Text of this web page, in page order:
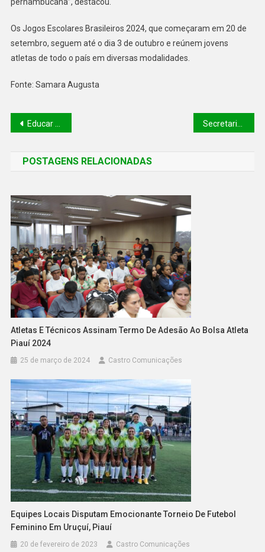
Os Jogos Escolares Brasileiros 2024, que começaram em 20 de
setembro, seguem até o dia 3 de outubro e reúnem jovens
atletas de todo o país em diversas modalidades.
Fonte: Samara Augusta
Educar para Respeitar: profissionais da Educação participam de trilha formativa sobre letramento racial
POSTAGENS RELACIONADAS
Atletas E Técnicos Assinam Termo De Adesão Ao Bolsa Atleta
Piauí 2024
25 de março de 2024 Castro Comunicações
Equipes Locais Disputam Emocionante Torneio De Futebol
Feminino Em Uruçuí, Piauí
20 de fevereiro de 2023 Castro Comunicações